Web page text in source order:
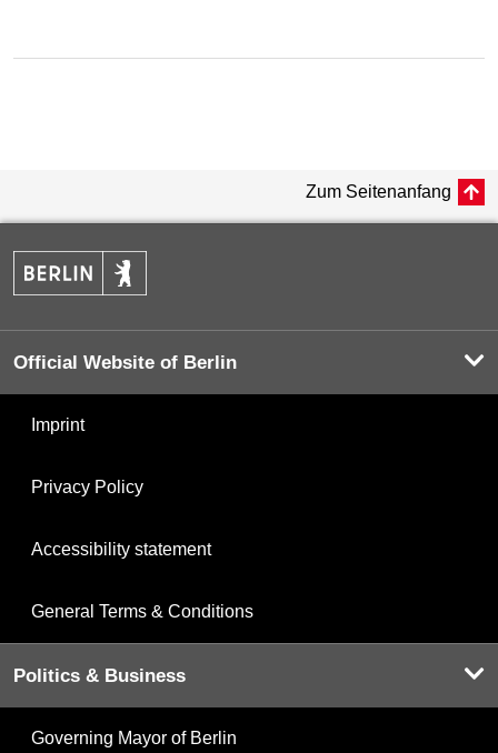
Zum Seitenanfang
Official Website of Berlin
Imprint
Privacy Policy
Accessibility statement
General Terms & Conditions
Politics & Business
Governing Mayor of Berlin